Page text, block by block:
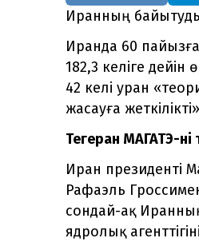
Иранның
Иранда 60
182,3 келіге
42 келі уран
жасауға
Тегеран МАГАТЭ-
Иран президенті
Рафаэль
сондай-ақ
ядролық